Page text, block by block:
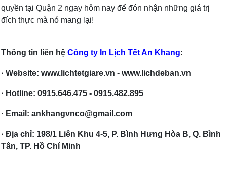
quyền tại Quận 2 ngay hôm nay để đón nhận những giá trị
đích thực mà nó mang lại!
Thông tin liên hệ Công ty In Lịch Tết An Khang:
· Website: www.lichtetgiare.vn - www.lichdeban.vn
· Hotline: 0915.646.475 - 0915.482.895
· Email: ankhangvnco@gmail.com
· Địa chỉ: 198/1 Liên Khu 4-5, P. Bình Hưng Hòa B, Q. Bình
Tân, TP. Hồ Chí Minh